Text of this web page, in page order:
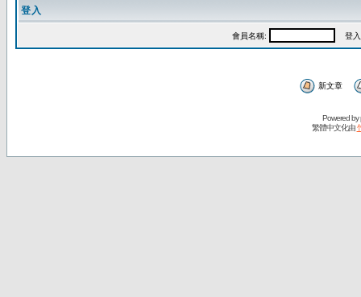
登入
會員名稱: 登入
新文章
Powered by
繁體中文化由